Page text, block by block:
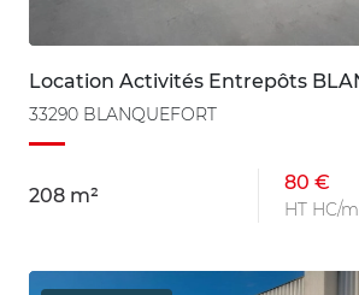
Location Activités Entrepôts
33290 BLANQUEFORT
208 m²
80 €
HT HC/